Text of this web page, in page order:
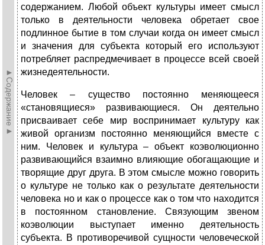
►Содержание►
содержанием. Любой объект культуры имеет смысл
только в деятельности человека обретает свое
подлинное бытие в том случаи когда он имеет смысл
и значения для субъекта который его используют
потребляет распредмечивает в процессе всей своей
жизнедеятельности.
Человек – существо постоянно меняющееся
«становящиеся» развивающиеся. Он деятельно
присваивает себе мир воспринимает культуру как
живой организм постоянно меняющийся вместе с
ним. Человек и культура – объект коэволюционно
развивающийся взаимно влияющие обогащающие и
творящие друг друга. В этом смысле можно говорить
о культуре не только как о результате деятельности
человека но и как о процессе как о том что находится
в постоянном становление. Связующим звеном
коэволюции выступает именно деятельность
субъекта. В противоречивой сущности человеческой